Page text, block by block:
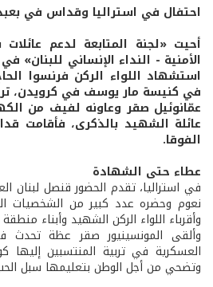
احتفال في استراليا وقداس في
أحيت «لجنة المتابعة لدعم
الأمنية - النداء الإنساني
استشهاد اللواء الركن فرنسوا
في كنيسة مار يوسف في كرويدن،
عمّانوئيل صقر وعاونه لفيف من
عائلة الشهيد بالذكرى، فأقامت
الفوقا.
عطاء حتى الشهادة
في استراليا، تقدم الحضور قنصل لبنان
نعوم وحضره عدد كبير من الشخصيات
وأقرباء اللواء الركن الشهيد وأبناء
وألقى المونسينيور صقر عظة
العسكرية في تربية المنتسبين
وتضحي من أجل الوطن بتعليمها سبل